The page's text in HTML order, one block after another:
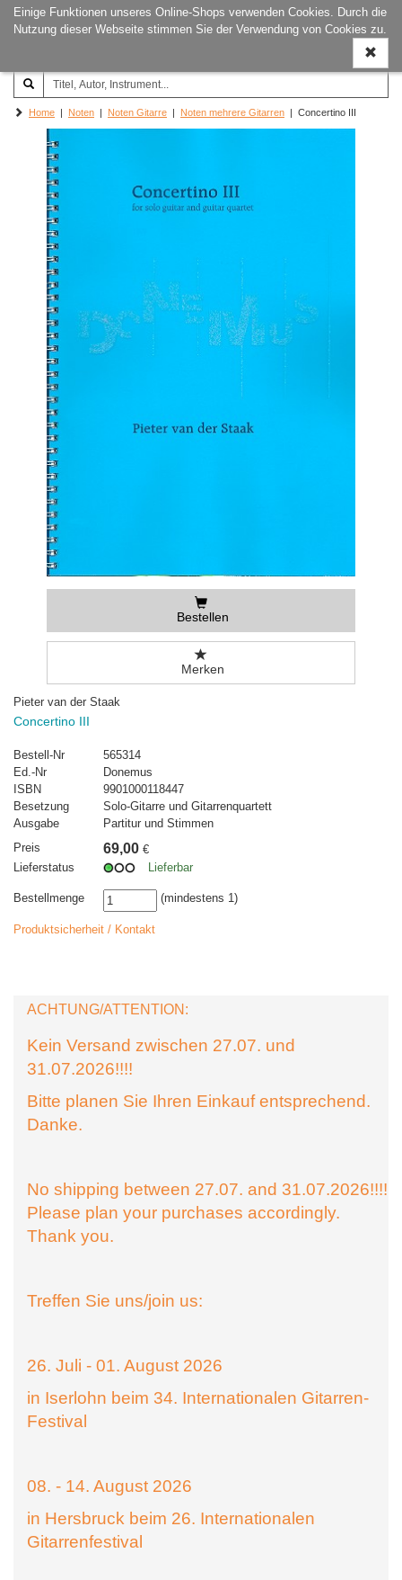
Einige Funktionen unseres Online-Shops verwenden Cookies. Durch die
Nutzung dieser Webseite stimmen Sie der Verwendung von Cookies zu.
ein-/
Joachim‐Trekel‐Musikverlag,
Hamburg
Home | Noten | Noten Gitarre | Noten mehrere Gitarren | Concertino III
Bestellen
Merken
Pieter van der Staak
Concertino III
Bestell-Nr
565314
Ed.-Nr
Donemus
ISBN
9901000118447
Besetzung
Solo-Gitarre und Gitarrenquartett
Ausgabe
Partitur und Stimmen
Preis
69,00 €
Lieferstatus
Lieferbar
Bestellmenge (mindestens 1)
Produktsicherheit / Kontakt
ACHTUNG/ATTENTION:
Kein Versand zwischen 27.07. und
31.07.2026!!!!
Bitte planen Sie Ihren Einkauf entsprechend.
Danke.
No shipping between 27.07. and 31.07.2026!!!!
Please plan your purchases accordingly.
Thank you.
Treffen Sie uns/join us:
26. Juli - 01. August 2026
in Iserlohn beim 34. Internationalen Gitarren-
Festival
08. - 14. August 2026
in Hersbruck beim 26. Internationalen
Gitarrenfestival